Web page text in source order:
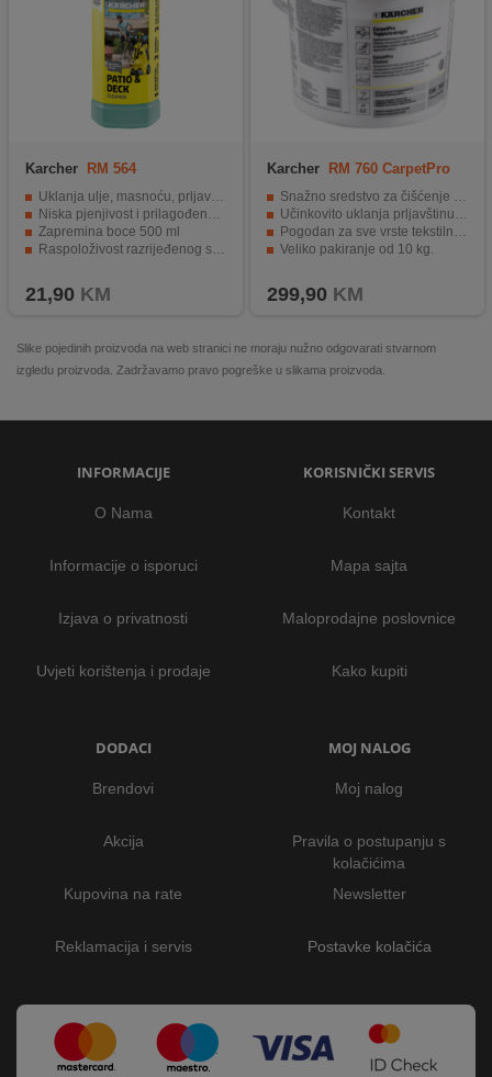
Karcher RM 564
Uklanja ulje, masnoću, prljavštinu od emisija, čađ
Niska pjenjivost i prilagođenost materijalima
Zapremina boce 500 ml
Raspoloživost razrijeđenog sredstva do 5 lit.
21,90 KM
Karcher RM 760 CarpetPro
Snažno sredstvo za čišćenje tepiha.
Učinkovito uklanja prljavštinu i mrlje.
Pogodan za sve vrste tekstilnih obloga.
Veliko pakiranje od 10 kg.
299,90 KM
Slike pojedinih proizvoda na web stranici ne moraju nužno odgovarati stvarnom
izgledu proizvoda. Zadržavamo pravo pogreške u slikama proizvoda.
INFORMACIJE
O Nama
Informacije o isporuci
Izjava o privatnosti
Uvjeti korištenja i prodaje
KORISNIČKI SERVIS
Kontakt
Mapa sajta
Maloprodajne poslovnice
Kako kupiti
DODACI
Brendovi
Akcija
Kupovina na rate
Reklamacija i servis
MOJ NALOG
Moj nalog
Pravila o postupanju s
kolačićima
Newsletter
Postavke kolačića